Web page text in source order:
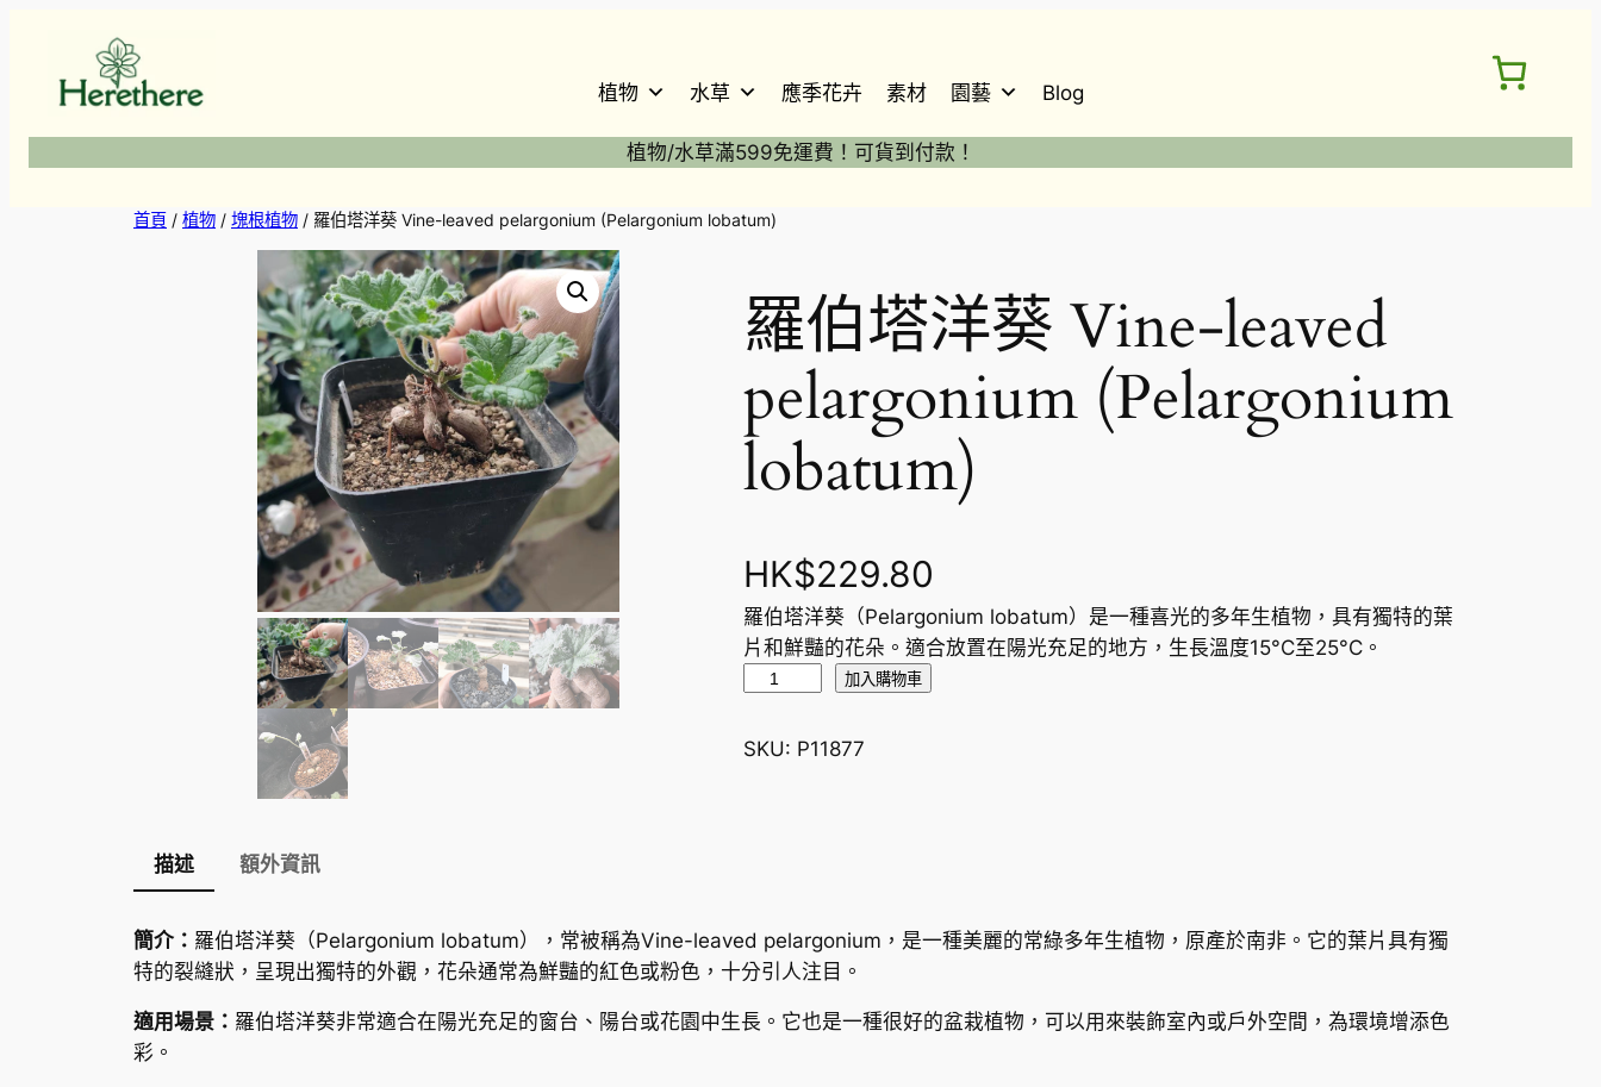
植物 水草 應季花卉 素材 園藝 Blog
植物/水草滿599免運費！可貨到付款！
首頁 / 植物 / 塊根植物 / 羅伯塔洋葵 Vine-leaved pelargonium (Pelargonium lobatum)
羅伯塔洋葵 Vine-leaved
pelargonium (Pelargonium
lobatum)
HK$229.80
羅伯塔洋葵（Pelargonium lobatum）是一種喜光的多年生植物，具有獨特的葉
片和鮮豔的花朵。適合放置在陽光充足的地方，生長溫度15°C至25°C。
塔
-
l
e
加入購物車
SKU: P11877
描述 額外資訊
簡介： 羅伯塔洋葵（Pelargonium lobatum），常被稱為Vine-leaved pelargonium，是一種美麗的常綠多年生植物，原產於南非。它的葉片具有獨
特的裂縫狀，呈現出獨特的外觀，花朵通常為鮮豔的紅色或粉色，十分引人注目。
適用場景： 羅伯塔洋葵非常適合在陽光充足的窗台、陽台或花園中生長。它也是一種很好的盆栽植物，可以用來裝飾室內或戶外空間，為環境增添色
彩。